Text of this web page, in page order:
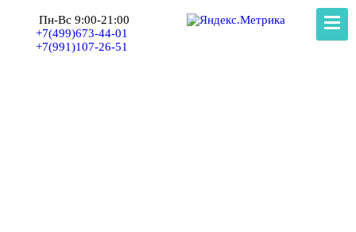
Пн-Вс 9:00-21:00
+7(499)673-44-01
+7(991)107-26-51